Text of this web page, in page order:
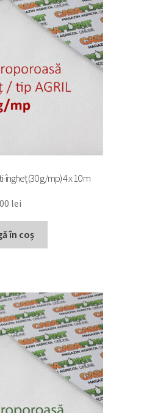
(30 g/mp) 4 x 10 m
lei
în coș